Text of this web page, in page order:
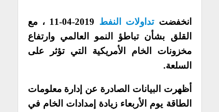
انخفضت تداولات النفط
11-04-2019 ، مع
القلق بشأن تباطؤ النمو العالمي وارتفاع
مخزونات الخام الأمريكية التي تؤثر على
السلعة.
أظهرت البيانات الصادرة عن إدارة معلومات
الطاقة يوم الأربعاء زيادة إمدادات الخام في